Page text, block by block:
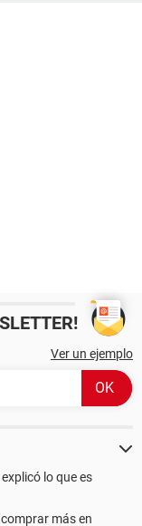
Ver un ejemplo
lo que es
más en